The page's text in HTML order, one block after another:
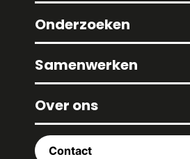
Onderzoeken
Samenwerken
Over ons
Contact